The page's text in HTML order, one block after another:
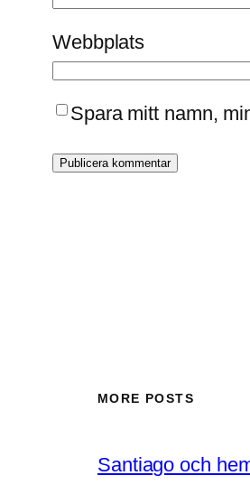
Webbplats
Spara mitt namn,
MORE POSTS
Santiago och